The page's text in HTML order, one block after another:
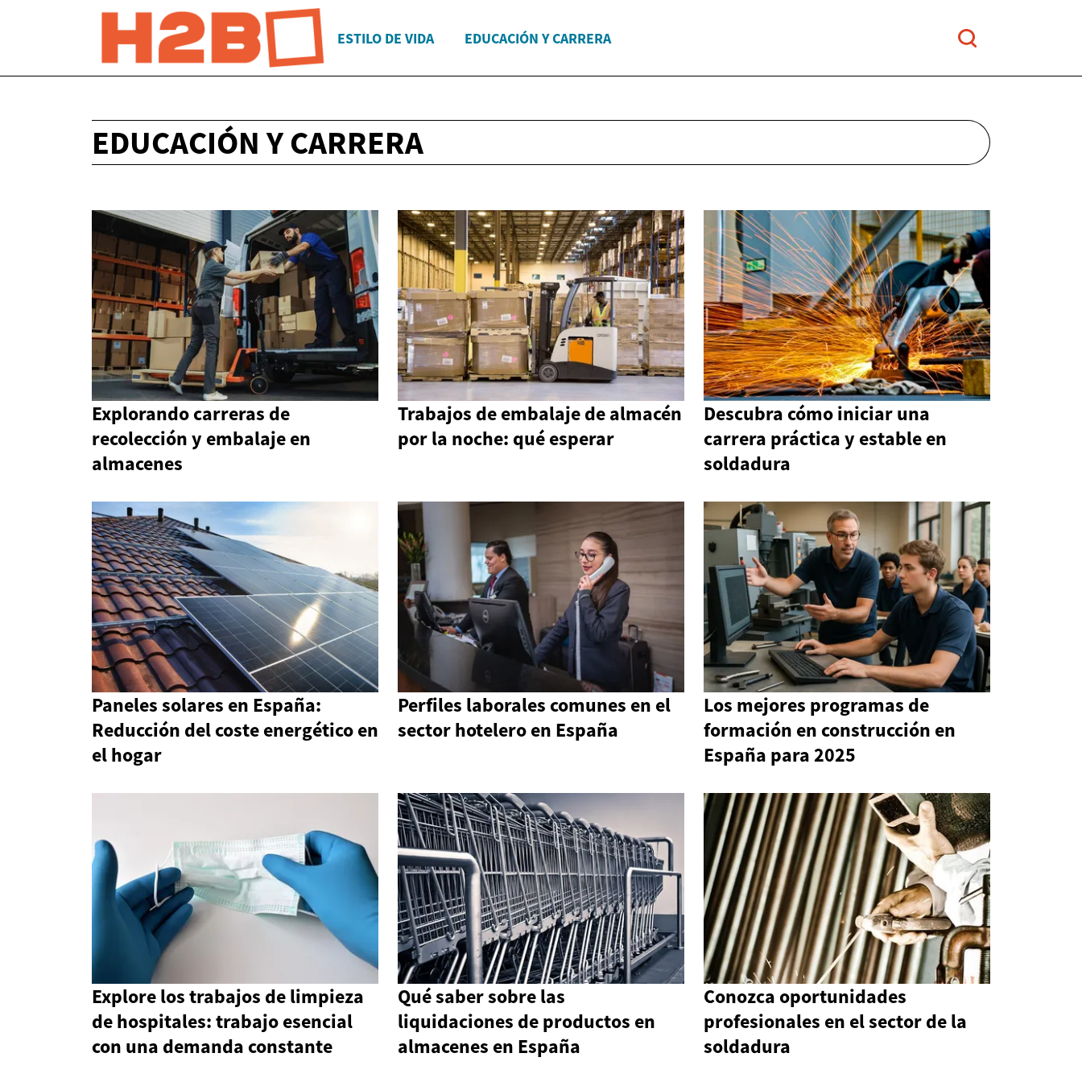
ESTILO DE VIDA EDUCACIÓN Y CARRERA
EDUCACIÓN Y CARRERA
Explorando carreras de
recolección y embalaje en
almacenes
Trabajos de embalaje de almacén
por la noche: qué esperar
Descubra cómo iniciar una
carrera práctica y estable en
soldadura
Paneles solares en España:
Reducción del coste energético en
el hogar
Perfiles laborales comunes en el
sector hotelero en España
Los mejores programas de
formación en construcción en
España para 2025
Explore los trabajos de limpieza
de hospitales: trabajo esencial
con una demanda constante
Qué saber sobre las
liquidaciones de productos en
almacenes en España
Conozca oportunidades
profesionales en el sector de la
soldadura